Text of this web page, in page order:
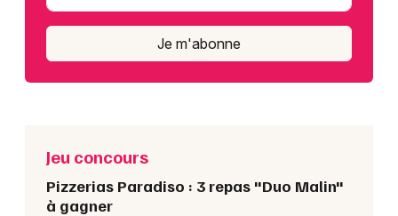
Je m'abonne
Jeu concours
Pizzerias Paradiso : 3 repas "Duo Malin"
à gagner